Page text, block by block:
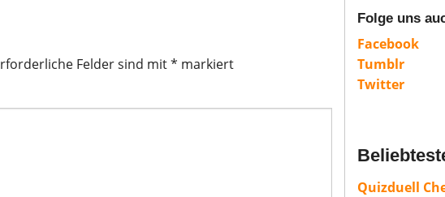
Felder sind mit* markiert
Folge uns
Facebook
Tumblr
Twitter
Quizduell